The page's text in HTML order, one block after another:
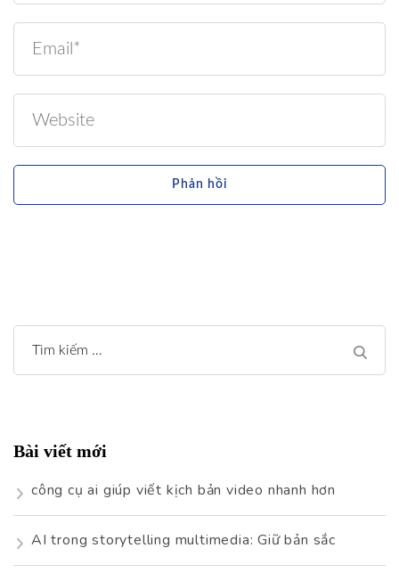
Tìm
kiếm
Bài viết mới
công cụ ai giúp viết kịch bản video nhanh hơn
AI trong storytelling multimedia: Giữ bản sắc